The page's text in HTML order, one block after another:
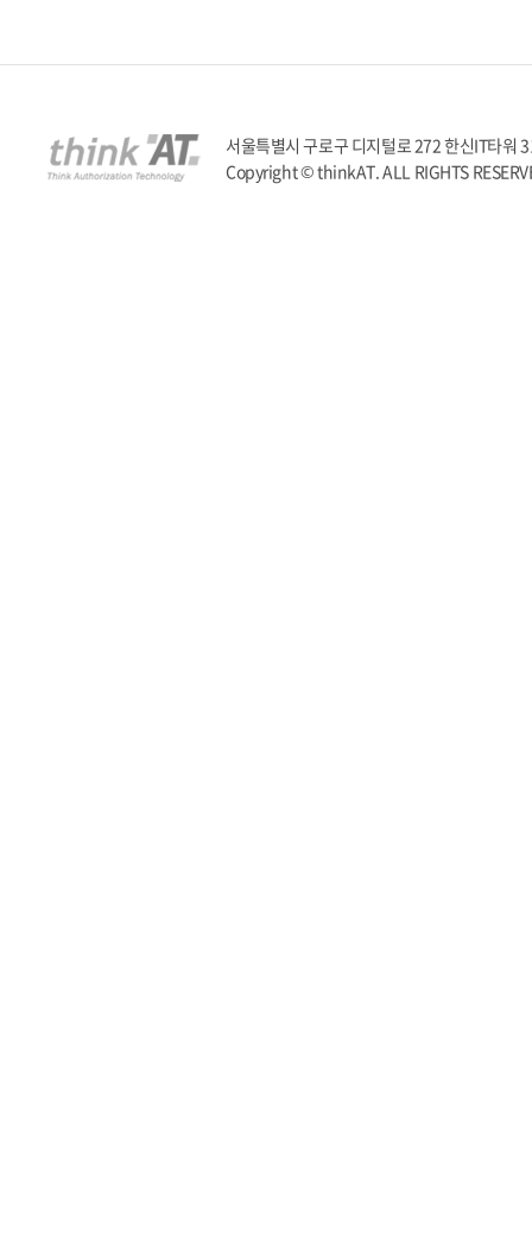
서울특별시 구로구 디지털로 272 한신IT타
Copyright © thinkAT. ALL RIGHTS